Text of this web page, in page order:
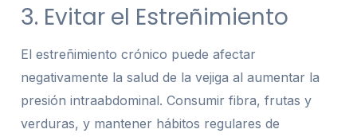
3. Evitar el Estreñimiento
El estreñimiento crónico puede afectar
negativamente la salud de la vejiga al aumentar la
presión intraabdominal. Consumir fibra, frutas y
verduras, y mantener hábitos regulares de